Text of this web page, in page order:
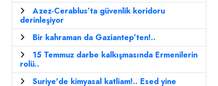
Azez-Cerablus’ta güvenlik koridoru
derinleşiyor
Bir kahraman da Gaziantep’ten!..
15 Temmuz darbe kalkışmasında Ermenilerin
rolü..
Suriye'de kimyasal katliam!.. Esed yine